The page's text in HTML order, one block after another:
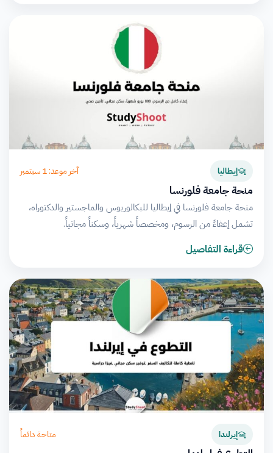
إيطاليا آخر موعد: 1 سبتمبر
منحة جامعة فلورنسا
منحة جامعة فلورنسا في إيطاليا للبكالوريوس والماجستير والدكتوراه،
تشمل إعفاءً من الرسوم، ومخصصاً شهرياً، وسكناً مجانياً.
قراءة التفاصيل
إيرلندا متاحة دائماً